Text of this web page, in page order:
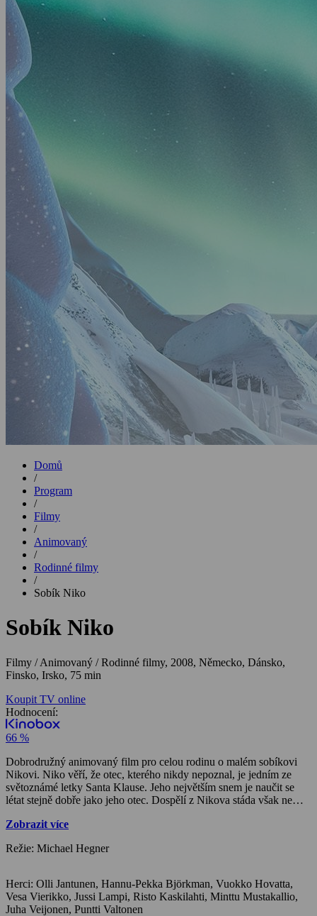
Domů
/
Program
/
Filmy
/
Animovaný
/
Rodinné filmy
/
Sobík Niko
Sobík Niko
Filmy / Animovaný / Rodinné filmy, 2008, Německo, Dánsko,
Finsko, Irsko, 75 min
Koupit TV online
Hodnocení:
66 %
Dobrodružný animovaný film pro celou rodinu o malém sobíkovi
Nikovi. Niko věří, že otec, kterého nikdy nepoznal, je jedním ze
světoznámé letky Santa Klause. Jeho největším snem je naučit se
létat stejně dobře jako jeho otec. Dospělí z Nikova stáda však nemají
vůbec nikdo nevěří, že jeho otec je mezinárodní hvězda. Jediný, kdo
přísné zákazy stáda se Niko rozhodne nacvičovat svůj let na kopci,
provinile, a proto opustí stádo, svou matku i kamarádku Sagu a
společně s Juliem se vydá na dalekou cestu za svým otcem…
Zobrazit více
Režie: Michael Hegner
Herci: Olli Jantunen, Hannu-Pekka Björkman, Vuokko Hovatta,
Vesa Vierikko, Jussi Lampi, Risto Kaskilahti, Minttu Mustakallio,
Juha Veijonen, Puntti Valtonen